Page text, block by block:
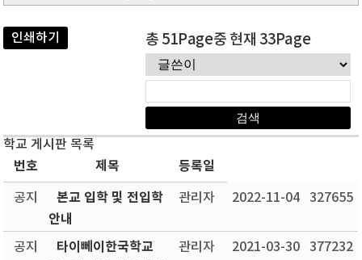
인쇄하기 총 51Page중 현재 33Page
학교 게시판 목록
번호 제목 등록일
공지
본교 입학 및 전입학
안내
관리자 2022-11-04 327655
공지
타이뻬이한국학교
관리자 2021-03-30 377232